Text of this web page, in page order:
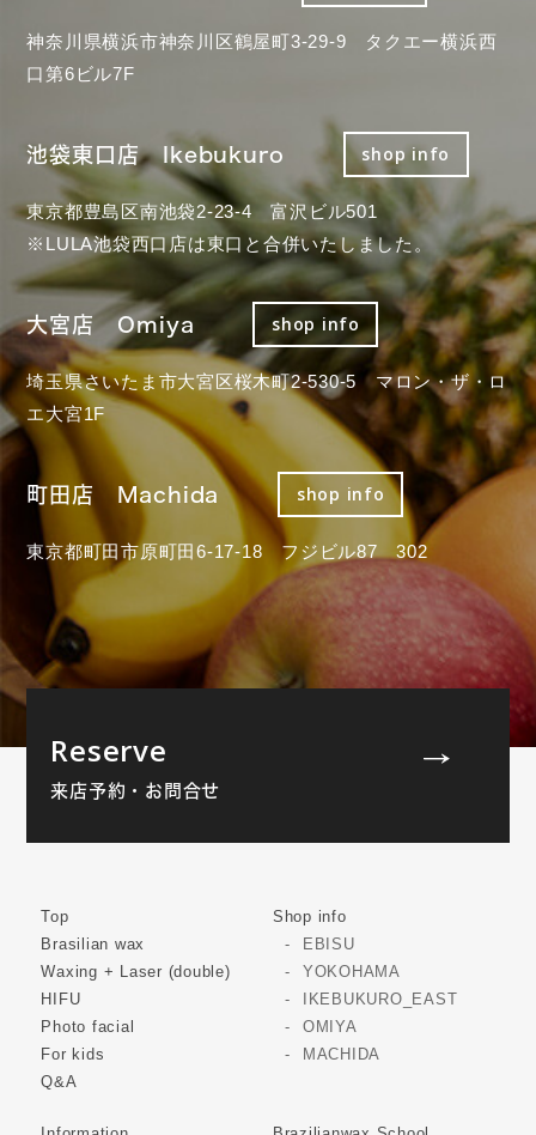
神奈川県横浜市神奈川区鶴屋町3-29-9 タクエー横浜西
口第6ビル7F
池袋東口店 Ikebukuro shop info
東京都豊島区南池袋2-23-4 富沢ビル501
※LULA池袋西口店は東口と合併いたしました。
大宮店 Omiya shop info
埼玉県さいたま市大宮区桜木町2-530-5 マロン・ザ・ロ
エ大宮1F
町田店 Machida shop info
東京都町田市原町田6-17-18 フジビル87 302
Reserve
来店予約・お問合せ
Top
Brasilian wax
Waxing + Laser (double)
HIFU
Photo facial
For kids
Q&A
Shop info
EBISU
YOKOHAMA
IKEBUKURO_EAST
OMIYA
MACHIDA